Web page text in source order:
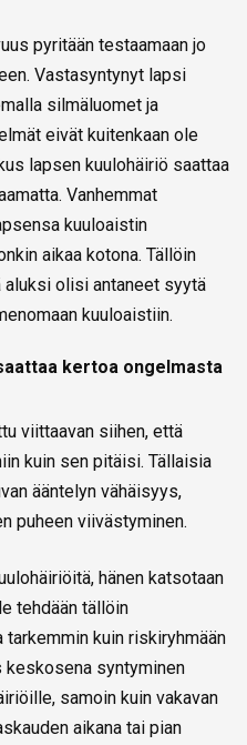
pyritään testaamaan jo
Vastasyntynyt lapsi
silmäluomet ja
eivät kuitenkaan ole
lapsen kuulohäiriö saattaa
Vanhemmat
kuuloaistin
aikaa kotona. Tällöin
olisi antaneet syytä
kuuloaistiin.
kertoa ongelmasta
viittaavan siihen, että
kuin sen pitäisi. Tällaisia
ääntelyn vähäisyys,
puheen viivästyminen.
hänen katsotaan
tehdään tällöin
kuin riskiryhmään
syntyminen
samoin kuin vakavan
aikana tai pian